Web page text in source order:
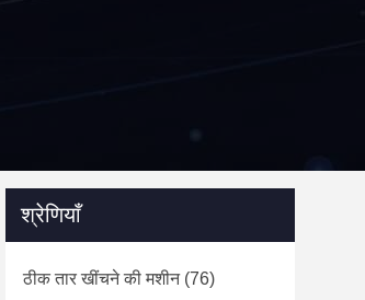
श्रेणियाँ
ठीक तार खींचने की मशीन(76)